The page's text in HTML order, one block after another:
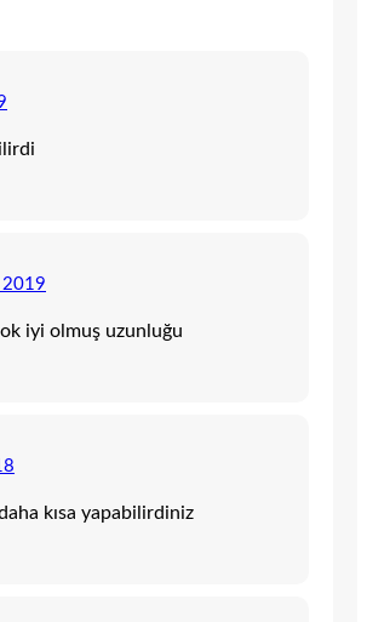
iyi olmuş uzunluğu
kısa yapabilirdiniz